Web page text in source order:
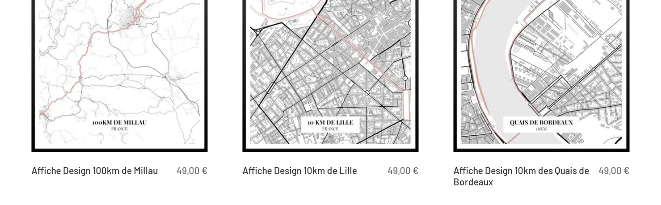
49,00 €
Affiche Design 100km de Millau 49,00 €
Affiche Design 10km de Lille 49,00 €
Affiche Design 10km des Quais de
Bordeaux